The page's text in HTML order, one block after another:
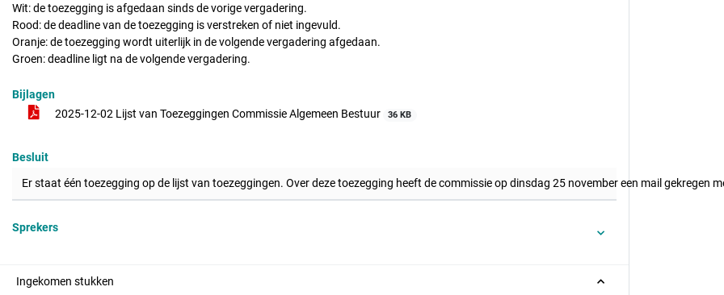
Wit: de toezegging is afgedaan sinds de vorige vergadering.
Rood: de deadline van de toezegging is verstreken of niet ingevuld.
Oranje: de toezegging wordt uiterlijk in de volgende vergadering afgedaan.
Groen: deadline ligt na de volgende vergadering.
Bijlagen
2025-12-02 Lijst van Toezeggingen Commissie Algemeen Bestuur
36 KB
Besluit
Er staat één toezegging op de lijst van toezeggingen. Over deze toezegging heeft de commissie op dinsdag 25 november een mail gekregen
Sprekers
Ingekomen stukken